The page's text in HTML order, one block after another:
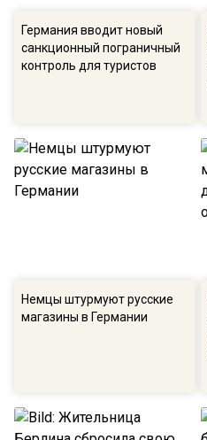
Германия вводит новый
санкционный пограничный
контроль для туристов
Немцы штурмуют русские
магазины в Германии